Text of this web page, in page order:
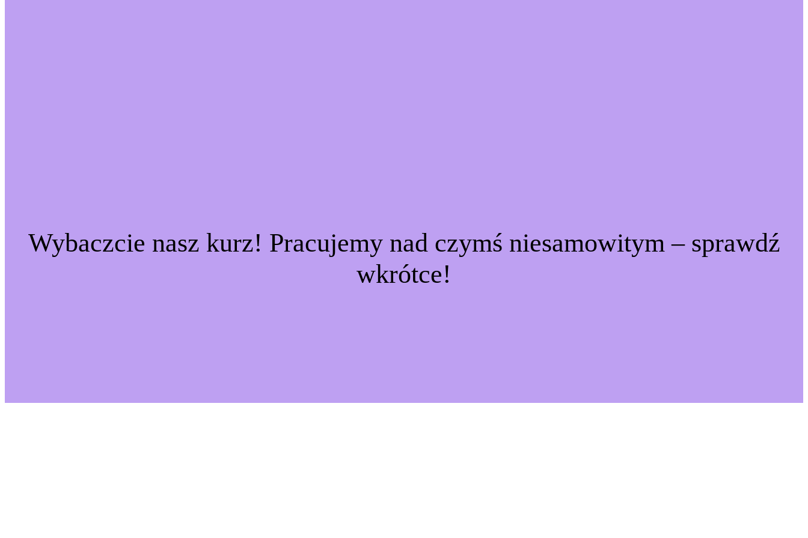
Wybaczcie nasz kurz! Pracujemy nad czymś niesamowitym – sprawdź
wkrótce!